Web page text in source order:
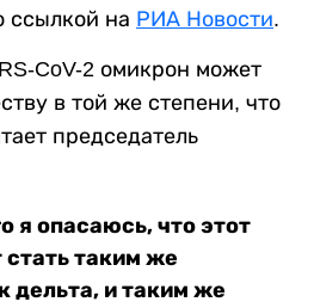
ссылкой на РИА Новости.
CoV-2 омикрон может
в той же степени, что
председатель
я опасаюсь, что этот
таким же
дельта, и таким же